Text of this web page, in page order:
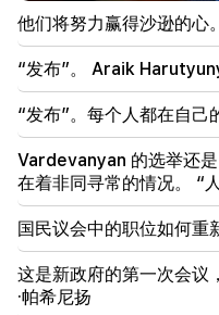
埃里温的生命已登上神
气质量（视频）
21:16
他们试图以这种方式让
会中没有成功。埃德加·
20:30
Kocharyan、
“innadu”。这个政府没
针对 Gagik Tsarukyan
继任者（视频）
他们将努力赢得沙逊的心
“发布”。 Araik
“发布”。每个人都在自己
Vardevanyan 的选举还
在着非同寻常的情况。 “
国民议会中的职位如何重
这是新政府的第一次会议
·帕希尼扬